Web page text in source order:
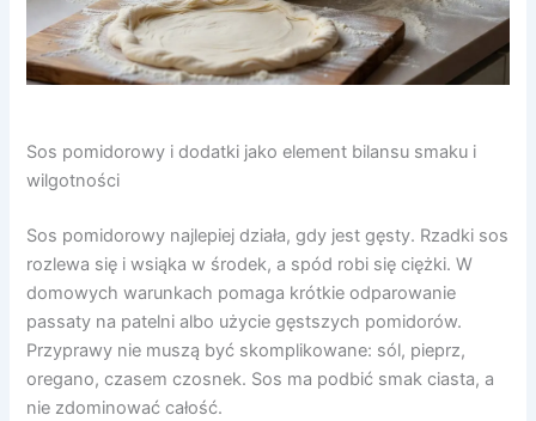
Sos pomidorowy i dodatki jako element bilansu smaku i
wilgotności
Sos pomidorowy najlepiej działa, gdy jest gęsty. Rzadki sos
rozlewa się i wsiąka w środek, a spód robi się ciężki. W
domowych warunkach pomaga krótkie odparowanie
passaty na patelni albo użycie gęstszych pomidorów.
Przyprawy nie muszą być skomplikowane: sól, pieprz,
oregano, czasem czosnek. Sos ma podbić smak ciasta, a
nie zdominować całość.